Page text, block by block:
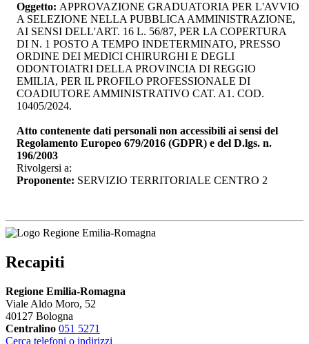
Oggetto: APPROVAZIONE GRADUATORIA PER L'AVVIO
A SELEZIONE NELLA PUBBLICA AMMINISTRAZIONE,
AI SENSI DELL'ART. 16 L. 56/87, PER LA COPERTURA
DI N. 1 POSTO A TEMPO INDETERMINATO, PRESSO
ORDINE DEI MEDICI CHIRURGHI E DEGLI
ODONTOIATRI DELLA PROVINCIA DI REGGIO
EMILIA, PER IL PROFILO PROFESSIONALE DI
COADIUTORE AMMINISTRATIVO CAT. A1. COD.
10405/2024.
Atto contenente dati personali non accessibili ai sensi del
Regolamento Europeo 679/2016 (GDPR) e del D.lgs. n.
196/2003
Rivolgersi a:
Proponente: SERVIZIO TERRITORIALE CENTRO 2
Recapiti
Regione Emilia-Romagna
Viale Aldo Moro, 52
40127 Bologna
Centralino 051 5271
Cerca telefoni o indirizzi